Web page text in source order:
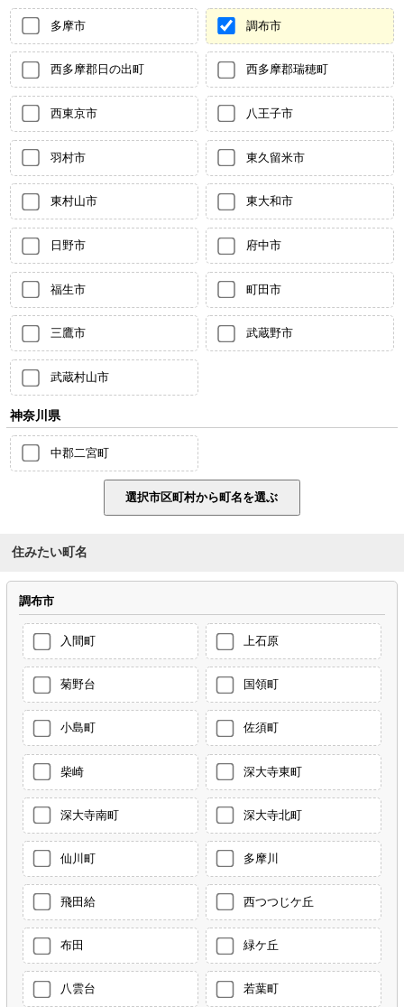
多摩市 調布市
西多摩郡日の出町 西多摩郡瑞穂町
西東京市 八王子市
羽村市 東久留米市
東村山市 東大和市
日野市 府中市
福生市 町田市
三鷹市 武蔵野市
武蔵村山市
神奈川県
中郡二宮町
住みたい町名
調布市
入間町 上石原
菊野台 国領町
小島町 佐須町
柴崎 深大寺東町
深大寺南町 深大寺北町
仙川町 多摩川
飛田給 西つつじケ丘
布田 緑ケ丘
八雲台 若葉町